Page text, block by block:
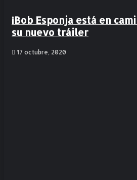
¡Bob Esponja está en
su nuevo tráiler
17 octubre, 2020